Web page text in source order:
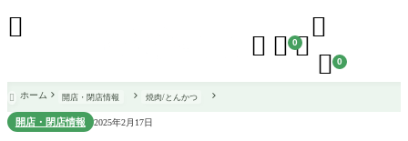
  0

 0

 ホーム 開店・閉店情報 焼肉/とんかつ
開店・閉店情報 2025年2月17日